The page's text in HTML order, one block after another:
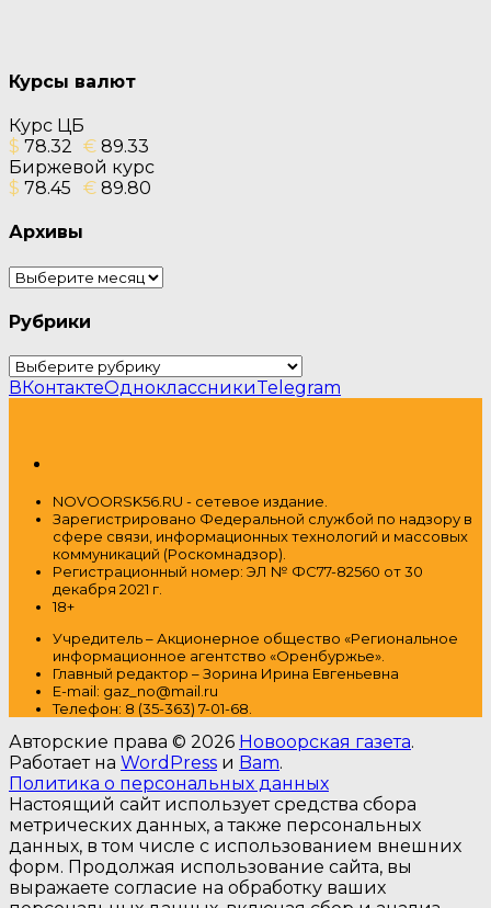
Курсы валют
Курс ЦБ
$ 78.32 € 89.33
Биржевой курс
$ 78.45 € 89.80
Архивы
Архивы
Рубрики
Рубрики
ВКонтактеОдноклассникиTelegram
NOVOORSK56.RU - сетевое издание.
Зарегистрировано Федеральной службой по надзору в
сфере связи, информационных технологий и массовых
коммуникаций (Роскомнадзор).
Регистрационный номер: ЭЛ № ФС77-82560 от 30
декабря 2021 г.
18+
Учредитель – Акционерное общество «Региональное
информационное агентство «Оренбуржье».
Главный редактор – Зорина Ирина Евгеньевна
E-mail: gaz_no@mail.ru
Телефон: 8 (35-363) 7-01-68.
Авторские права © 2026 Новоорская газета.
Работает на WordPress и Bam.
Политика о персональных данных
Настоящий сайт использует средства сбора
метрических данных, а также персональных
данных, в том числе с использованием внешних
форм. Продолжая использование сайта, вы
выражаете согласие на обработку ваших